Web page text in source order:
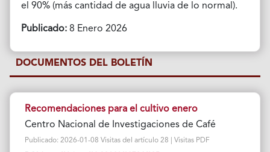
el 90% (más cantidad de agua lluvia de lo normal).
Publicado:8 Enero 2026
DOCUMENTOS DEL BOLETÍN
Recomendaciones para el cultivo enero
Centro Nacional de Investigaciones de Café
Publicado: 2026-01-08 Visitas del artículo 28 | Visitas PDF